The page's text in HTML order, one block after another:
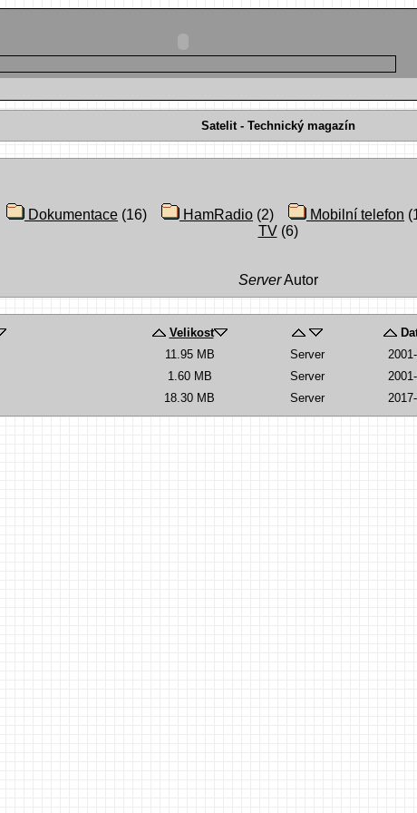
Satelit - Technický magazín
Dokumentace (16) HamRadio (2) Mobilní telefon
TV(6)
Server Autor
Velikost
11.95 MB Server
1.60 MB Server
18.30 MB Server